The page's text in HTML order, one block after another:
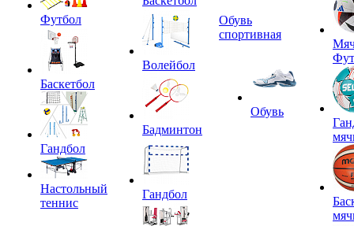
Футбол
Баскетбол
Гандбол
Настольный
теннис
Волейбол
Бадминтон
Гандбол
Обувь
спортивная
Обувь